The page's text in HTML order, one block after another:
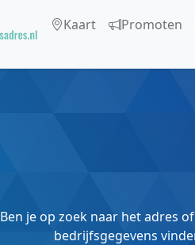
Kaart Promoten
Ben je op zoek naar het adres
bedrijfsgegevens